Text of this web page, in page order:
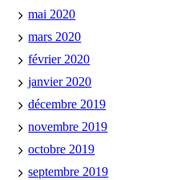
mai 2020
mars 2020
février 2020
janvier 2020
décembre 2019
novembre 2019
octobre 2019
septembre 2019